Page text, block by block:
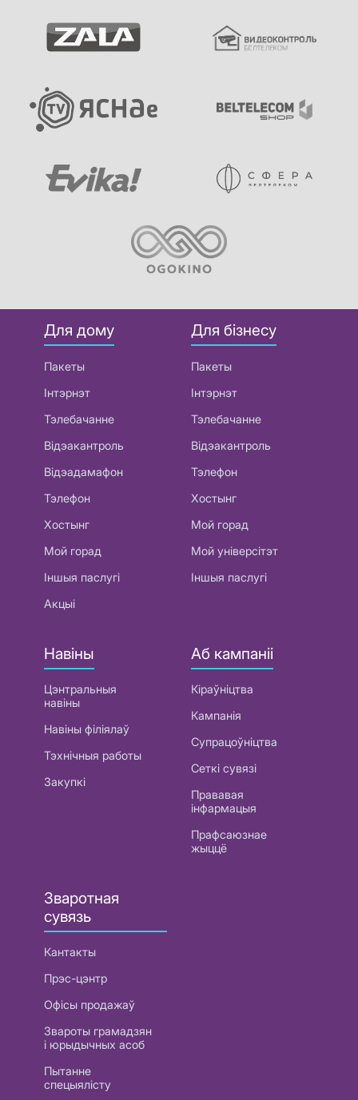
Для дому
Пакеты
Інтэрнэт
Тэлебачанне
Відэакантроль
Відэадамафон
Тэлефон
Хостынг
Мой горад
Іншыя паслугі
Акцыі
Для бізнесу
Пакеты
Інтэрнэт
Тэлебачанне
Відэакантроль
Тэлефон
Хостынг
Мой горад
Мой універсітэт
Іншыя паслугі
Навіны
Цэнтральныя
навіны
Навіны філіялаў
Тэхнічныя работы
Закупкі
Аб кампаніі
Кіраўніцтва
Кампанія
Супрацоўніцтва
Сеткі сувязі
Прававая
інфармацыя
Прафсаюзнае
жыццё
Зваротная
сувязь
Кантакты
Прэс-цэнтр
Офісы продажаў
Звароты грамадзян
і юрыдычных асоб
Пытанне
спецыялісту